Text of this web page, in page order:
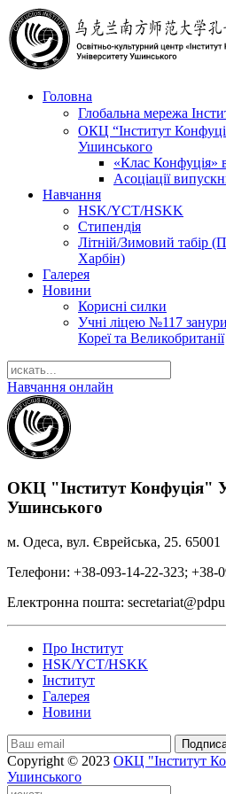
Головна
Глобальна мережа
ОКЦ “Інститут
Ушинського
«Клас
Асоціації
Навчання
HSK/YCT/HSKK
Стипендія
Літній/Зимовий табір
Харбін)
Галерея
Новини
Корисні силки
Учні ліцею №117
Кореї та Великобританії
Навчання онлайн
ОКЦ "Інститут Конфуція"
Ушинського
м. Одеса, вул. Єврейська, 25. 65001
Телефони: +38-093-14-22-323; +38-
Електронна пошта:
Про Інститут
HSK/YCT/HSKK
Інститут
Галерея
Новини
Copyright © 2023 ОКЦ "Інститут
Ушинського